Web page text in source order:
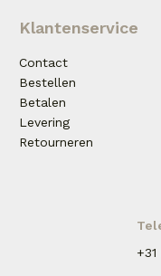
Klantenservice
Contact
Bestellen
Betalen
Levering
Retourneren